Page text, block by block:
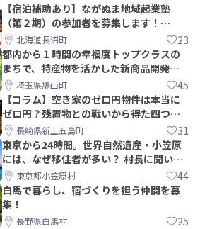
【宿泊補助あり】ながぬま地域起業塾
（第２期）の参加者を募集します！
【8/21〆】
北海道長沼町 23
都内から１時間の幸福度トップクラスの
まちで、特産物を活かした新商品開発＆
PRメンバー募集！
埼玉県鳩山町 45
【コラム】空き家のゼロ円物件は本当に
ゼロ円？残置物との戦いから得た四つの
教訓｜新上五島町
長崎県新上五島町 31
東京から24時間。世界自然遺産・小笠原
には、なぜ移住者が多い？ 村長に聞いて
みた東京都小笠原村 44
白馬で暮らし、宿づくりを担う仲間を募
集！
長野県白馬村 25